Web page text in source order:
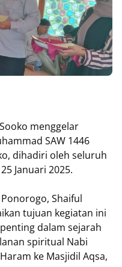
menggelar
SAW 1446
dihadiri oleh seluruh
Januari 2025.
Shaiful
tujuan kegiatan ini
dalam sejarah
spiritual Nabi
ke Masjidil Aqsa,